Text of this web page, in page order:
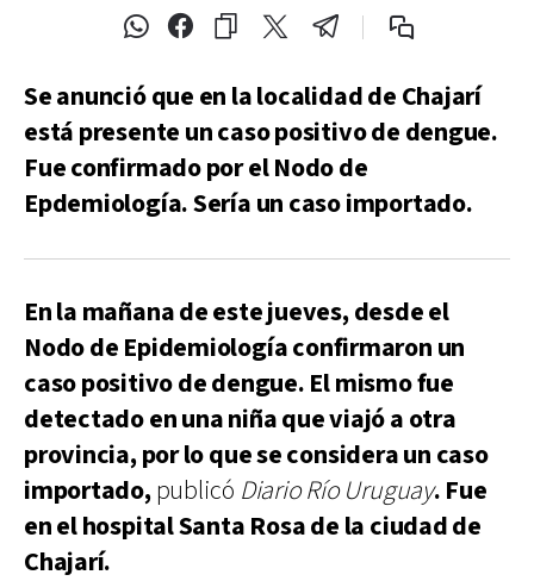
Se anunció que en la localidad de Chajarí
está presente un caso positivo de dengue.
Fue confirmado por el Nodo de
Epdemiología. Sería un caso importado.
En la mañana de este jueves, desde el
Nodo de Epidemiología confirmaron un
caso positivo de dengue. El mismo fue
detectado en una niña que viajó a otra
provincia, por lo que se considera un caso
importado,publicó Diario Río Uruguay. Fue
en el hospital Santa Rosa de la ciudad de
Chajarí.